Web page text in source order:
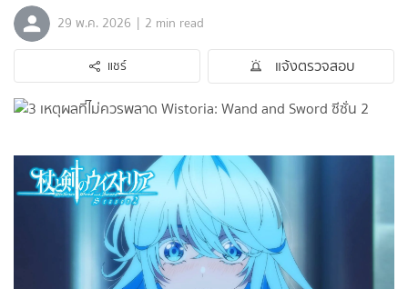
29 พ.ค. 2026 | 2 min read
แชร์ แจ้งตรวจสอบ